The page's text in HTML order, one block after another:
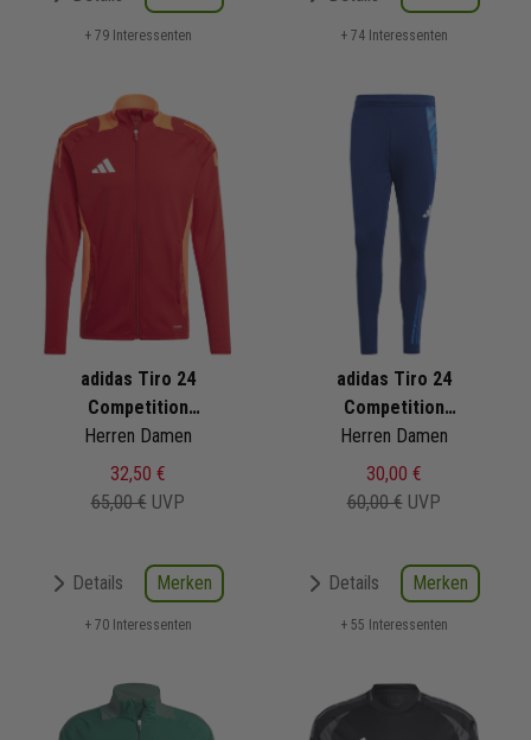
+ 79 Interessenten + 74 Interessenten
adidas Tiro 24
Competition
Trainingsjacke
Herren Damen
32,50 €
65,00 € UVP
Details Merken
+ 70 Interessenten
adidas Tiro 24
Competition
Trainingshose
Herren Damen
30,00 €
60,00 € UVP
Details Merken
+ 55 Interessenten